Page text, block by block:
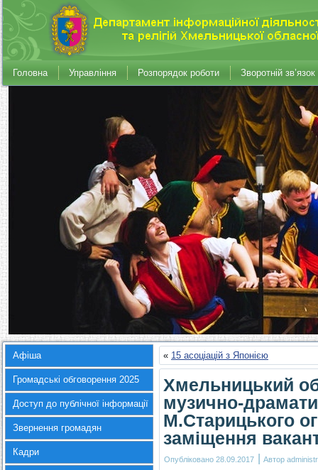
Головна Управління Розпорядок роботи Зворотній зв’язок
Афіша
Громадські обговорення 2025
Доступ до публічної інформації
Звернення громадян
Кадри
« 15 асоціацій з Японією
Хмельницький
музично-
М.Старицького
заміщення
Опубліковано 28.09.2017 | Автор